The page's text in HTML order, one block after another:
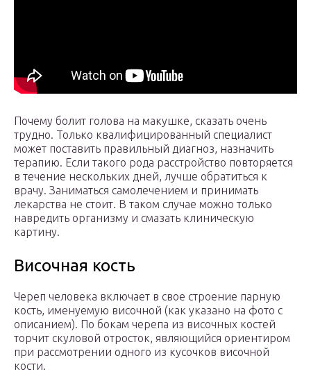
Почему болит голова на макушке, сказать очень
трудно. Только квалифицированный специалист
может поставить правильный диагноз, назначить
терапию. Если такого рода расстройство повторяется
в течение нескольких дней, лучше обратиться к
врачу. Заниматься самолечением и принимать
лекарства не стоит. В таком случае можно только
навредить организму и смазать клиническую
картину.
Височная кость
Череп человека включает в свое строение парную
кость, именуемую височной (как указано на фото с
описанием). По бокам черепа из височных костей
торчит скуловой отросток, являющийся ориентиром
при рассмотрении одного из кусочков височной
кости.